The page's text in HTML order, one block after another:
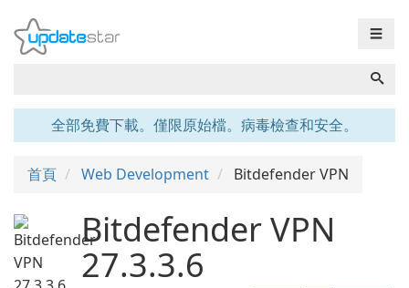
☰
全部免費下載。僅限原始檔。病毒檢查和安全。
首頁 Web Development Bitdefender VPN
Bitdefender VPN
27.3.3.6